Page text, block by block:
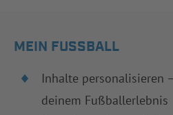
MEIN FUSSBALL
Inhalte personalisieren
deinem Fußballerlebnis